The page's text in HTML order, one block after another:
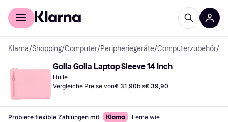
Für Shopper
Klarna/Shopping/Computer/Peripheriegeräte/Computerzubehör/
Golla Golla Laptop Sleeve 14 Inch
Hülle
Vergleiche Preise von€ 31,90bis€ 39,90
Probiere flexible Zahlungen mit Lerne wie